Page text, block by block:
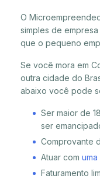
O
simples de
que o pequeno
Se você mora em
outra cidade do
abaixo você pode
Ser maior de
ser
Comprovante
Atuar com
Faturamento